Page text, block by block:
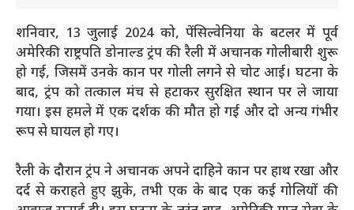
शनिवार, 13 जुलाई 2024 को, पेंसिल्वेनिया के बटलर में पूर्व
अमेरिकी राष्ट्रपति डोनाल्ड ट्रंप की रैली में अचानक गोलीबारी शुरू
हो गई, जिसमें उनके कान पर गोली लगने से चोट आई। घटना के
बाद, ट्रंप को तत्काल मंच से हटाकर सुरक्षित स्थान पर ले जाया
गया। इस हमले में एक दर्शक की मौत हो गई और दो अन्य गंभीर
रूप से घायल हो गए।
रैली के दौरान ट्रंप ने अचानक अपने दाहिने कान पर हाथ रखा और
दर्द से कराहते हुए झुके, तभी एक के बाद एक कई गोलियों की